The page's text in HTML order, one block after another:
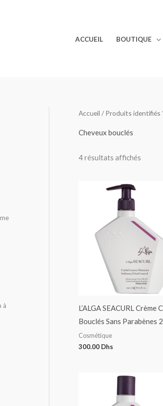
ACCUEIL BOUTIQUE
à
Accueil / Produits identifiés
Cheveux bouclés
4 résultats affichés
L’ALGA SEACURL Crème
Bouclés Sans Parabènes
Cosmétique
300.00 Dhs